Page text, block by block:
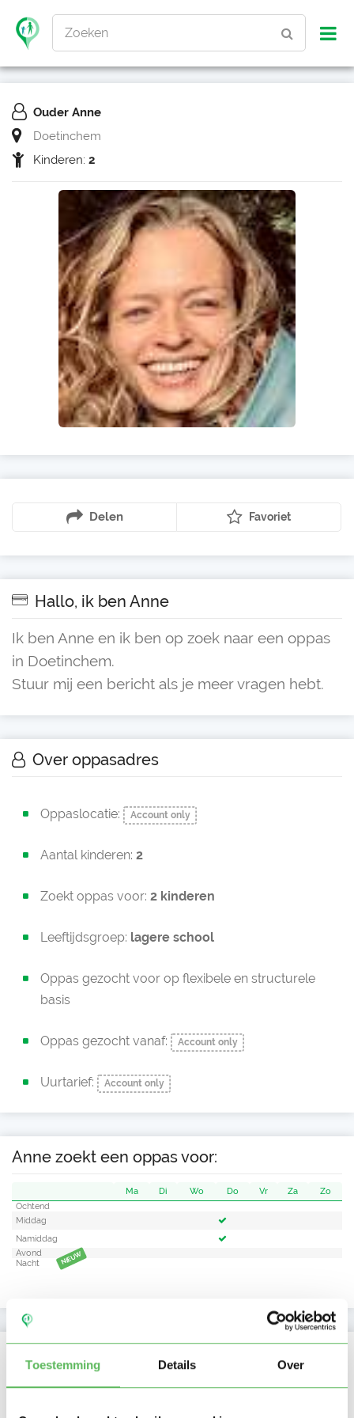
Toestemming Details Over
Zoeken
Ouder Anne
Doetinchem
Kinderen: 2
Delen Favoriet
Hallo, ik ben Anne
Ik ben Anne en ik ben op zoek naar een oppas
in Doetinchem.
Stuur mij een bericht als je meer vragen hebt.
Over oppasadres
Oppaslocatie: Account only
Aantal kinderen: 2
Zoekt oppas voor: 2 kinderen
Leeftijdsgroep: lagere school
Oppas gezocht voor op flexibele en structurele
basis
Oppas gezocht vanaf: Account only
Uurtarief: Account only
Anne zoekt een oppas voor:
Ma Di Wo Do Vr Za
Zo
Ochtend
Middag
Namiddag
Avond
Nacht
NIEUW
Laatste activiteit 03-06-2026